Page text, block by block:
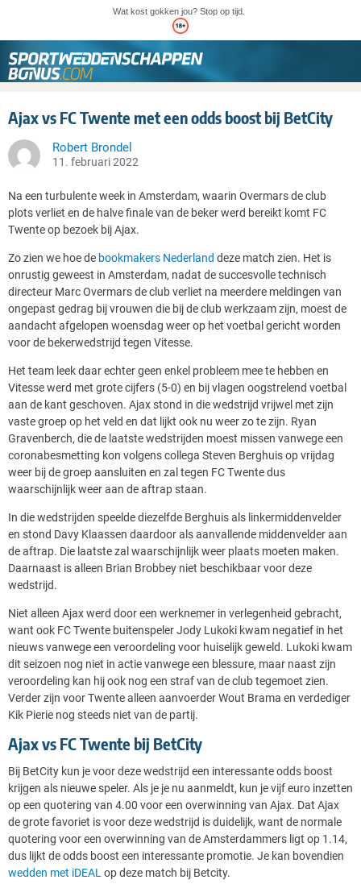
Wat kost gokken jou? Stop op tijd.
Ajax vs FC Twente met een odds boost bij BetCity
Robert Brondel
11. februari 2022
Na een turbulente week in Amsterdam, waarin Overmars de club
plots verliet en de halve finale van de beker werd bereikt komt FC
Twente op bezoek bij Ajax.
Zo zien we hoe de bookmakers Nederland deze match zien. Het is
onrustig geweest in Amsterdam, nadat de succesvolle technisch
directeur Marc Overmars de club verliet na meerdere meldingen van
ongepast gedrag bij vrouwen die bij de club werkzaam zijn, moest de
aandacht afgelopen woensdag weer op het voetbal gericht worden
voor de bekerwedstrijd tegen Vitesse.
Het team leek daar echter geen enkel probleem mee te hebben en
Vitesse werd met grote cijfers (5-0) en bij vlagen oogstrelend voetbal
aan de kant geschoven. Ajax stond in die wedstrijd vrijwel met zijn
vaste groep op het veld en dat lijkt ook nu weer zo te zijn. Ryan
Gravenberch, die de laatste wedstrijden moest missen vanwege een
coronabesmetting kon volgens collega Steven Berghuis op vrijdag
weer bij de groep aansluiten en zal tegen FC Twente dus
waarschijnlijk weer aan de aftrap staan.
In die wedstrijden speelde diezelfde Berghuis als linkermiddenvelder
en stond Davy Klaassen daardoor als aanvallende middenvelder aan
de aftrap. Die laatste zal waarschijnlijk weer plaats moeten maken.
Daarnaast is alleen Brian Brobbey niet beschikbaar voor deze
wedstrijd.
Niet alleen Ajax werd door een werknemer in verlegenheid gebracht,
want ook FC Twente buitenspeler Jody Lukoki kwam negatief in het
nieuws vanwege een veroordeling voor huiselijk geweld. Lukoki kwam
dit seizoen nog niet in actie vanwege een blessure, maar naast zijn
veroordeling kan hij ook nog een straf van de club tegemoet zien.
Verder zijn voor Twente alleen aanvoerder Wout Brama en verdediger
Kik Pierie nog steeds niet van de partij.
Ajax vs FC Twente bij BetCity
Bij BetCity kun je voor deze wedstrijd een interessante odds boost
krijgen als nieuwe speler. Als je je nu aanmeldt, kun je vijf euro inzetten
op een quotering van 4.00 voor een overwinning van Ajax. Dat Ajax
de grote favoriet is voor deze wedstrijd is duidelijk, want de normale
quotering voor een overwinning van de Amsterdammers ligt op 1.14,
dus lijkt de odds boost een interessante promotie. Je kan bovendien
wedden met iDEAL op deze match bij Betcity.